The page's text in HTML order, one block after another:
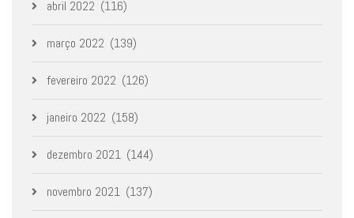
abril 2022 (116)
março 2022 (139)
fevereiro 2022 (126)
janeiro 2022 (158)
dezembro 2021 (144)
novembro 2021 (137)